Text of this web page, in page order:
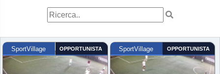
SportVillage OPPORTUNISTA SportVillage OPPORTUNISTA